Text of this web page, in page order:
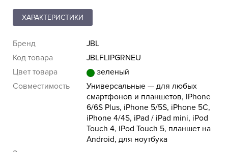
ХАРАКТЕРИСТИКИ
Бренд
JBL
Код товара
JBLFLIPGRNEU
Цвет товара
зеленый
Совместимость
Универсальные — для любых
смартфонов и планшетов, iPhone
6/6S Plus, iPhone 5/5S, iPhone 5C,
iPhone 4/4S, iPad / iPad mini, iPod
Touch 4, iPod Touch 5, планшет на
Android, для ноутбука